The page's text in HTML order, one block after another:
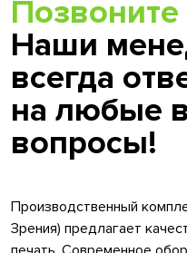
Наши
всегда
на любые
вопросы!
Производственный
Зрения) предлагает